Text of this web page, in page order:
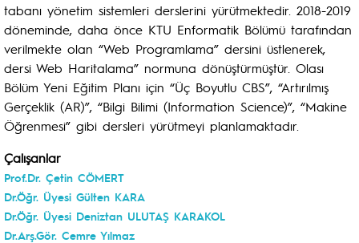
tabanı yönetim sistemleri derslerini yürütmektedir. 2018-2019
döneminde, daha önce KTU Enformatik Bölümü tarafından
verilmekte olan “Web Programlama” dersini üstlenerek,
dersi Web Haritalama” normuna dönüştürmüştür. Olası
Bölüm Yeni Eğitim Planı için “Üç Boyutlu CBS”, “Artırılmış
Gerçeklik (AR)”, “Bilgi Bilimi (Information Science)”, “Makine
Öğrenmesi” gibi dersleri yürütmeyi planlamaktadır.
Çalışanlar
Prof.Dr. Çetin CÖMERT
Dr.Öğr. Üyesi Gülten KARA
Dr.Öğr. Üyesi Deniztan ULUTAŞ KARAKOL
Dr.Arş.Gör. Cemre Yılmaz